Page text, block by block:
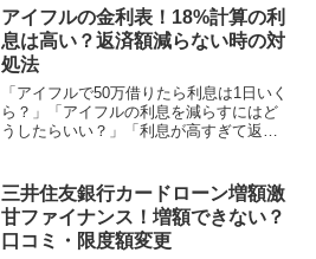
方もいらっしゃるのではないでしょう
か。ゆうちょ銀行の自動貸付...
アイフルの金利表！18%計算の利
息は高い？返済額減らない時の対
処法
「アイフルで50万借りたら利息は1日いく
ら？」「アイフルの利息を減らすにはど
うしたらいい？」「利息が高すぎて返済
ドローンは、利息がかかることを理解し
ているものの、1日い...
三井住友銀行カードローン増額激
甘ファイナンス！増額できない？
口コミ・限度額変更